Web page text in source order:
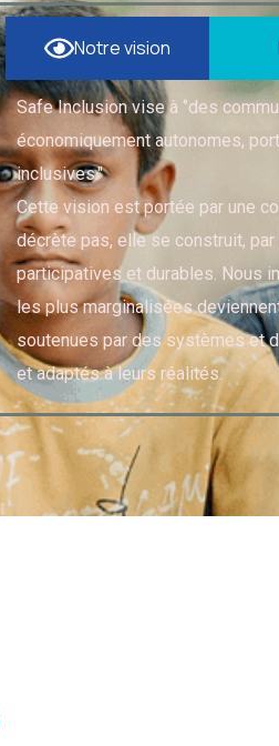
Notre vision
Safe Inclusion vise à ‘’des
économiquement autonomes,
inclusives."
Cette vision est portée par une
décrète pas, elle se construit,
participatives et durables. Nous
les plus marginalisées
soutenues par des systèmes et
et adaptés à leurs réalités.